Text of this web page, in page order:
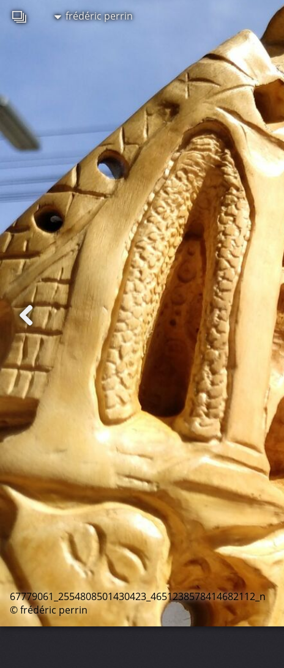
frédéric perrin
67779061_2554808501430423_4651238578414682112_n
© frédéric perrin